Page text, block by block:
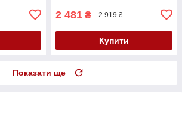
2 481 ₴ 2 919 ₴
Купити
Показати ще